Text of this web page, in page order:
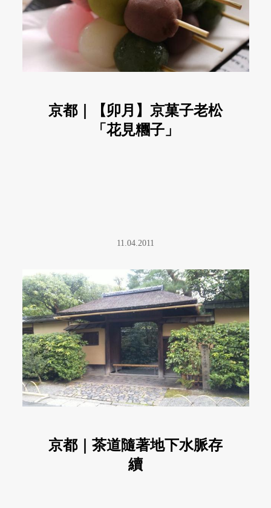
京都｜【卯月】京菓子老松
「花見糰子」
11.04.2011
京都｜茶道隨著地下水脈存
續